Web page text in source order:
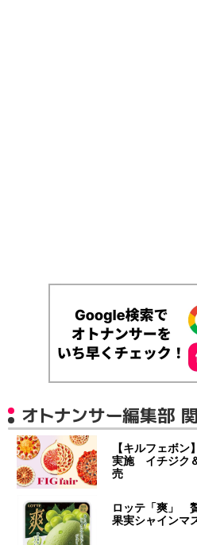
オトナンサー編集部
【キルフェボン
実施 イチジク
売
ロッテ「爽」
果実シャインマ